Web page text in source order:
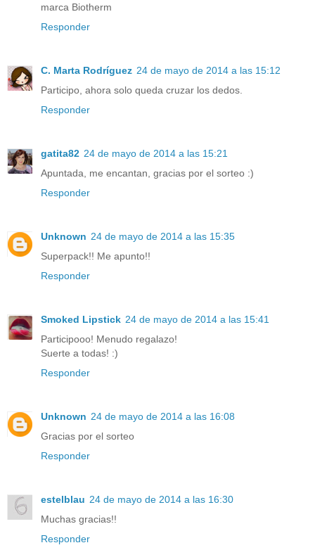
marca Biotherm
Responder
C. Marta Rodríguez 24 de mayo de 2014 a las 15:12
Participo, ahora solo queda cruzar los dedos.
Responder
gatita82 24 de mayo de 2014 a las 15:21
Apuntada, me encantan, gracias por el sorteo :)
Responder
Unknown 24 de mayo de 2014 a las 15:35
Superpack!! Me apunto!!
Responder
Smoked Lipstick 24 de mayo de 2014 a las 15:41
Participooo! Menudo regalazo!
Suerte a todas! :)
Responder
Unknown 24 de mayo de 2014 a las 16:08
Gracias por el sorteo
Responder
estelblau 24 de mayo de 2014 a las 16:30
Muchas gracias!!
Responder